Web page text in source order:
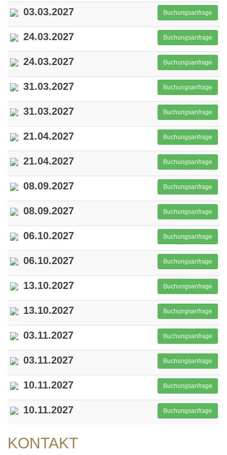
03.03.2027 Buchungsanfrage
24.03.2027 Buchungsanfrage
24.03.2027 Buchungsanfrage
31.03.2027 Buchungsanfrage
31.03.2027 Buchungsanfrage
21.04.2027 Buchungsanfrage
21.04.2027 Buchungsanfrage
08.09.2027 Buchungsanfrage
08.09.2027 Buchungsanfrage
06.10.2027 Buchungsanfrage
06.10.2027 Buchungsanfrage
13.10.2027 Buchungsanfrage
13.10.2027 Buchungsanfrage
03.11.2027 Buchungsanfrage
03.11.2027 Buchungsanfrage
10.11.2027 Buchungsanfrage
10.11.2027 Buchungsanfrage
KONTAKT